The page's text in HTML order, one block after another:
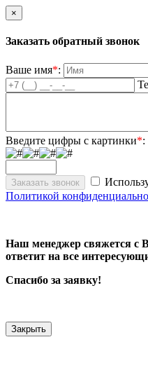
×
Заказать обратный звонок
Ваше имя*:
Введите цифры с картинки*:
Политикой
Наш менеджер свяжется с
ответит на все
Спасибо за заявку!
Закрыть